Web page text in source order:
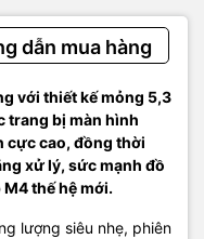
dẫn mua hàng
với thiết kế mỏng 5,3
trang bị màn hình
cực cao, đồng thời
xử lý, sức mạnh đồ
thế hệ mới.
lượng siêu nhẹ, phiên